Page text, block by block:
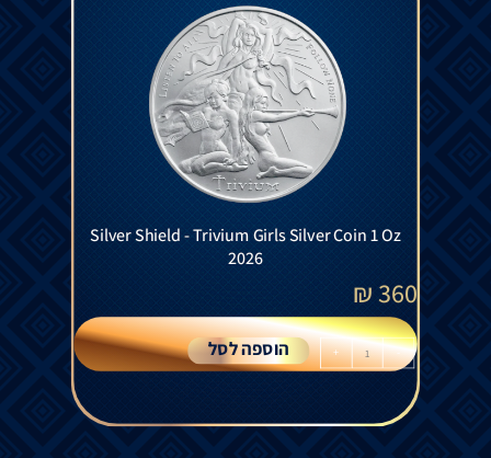
Silver Shield - Trivium Girls Silver Coin 1 Oz
2026
360
₪
-
+ הוספה לסל